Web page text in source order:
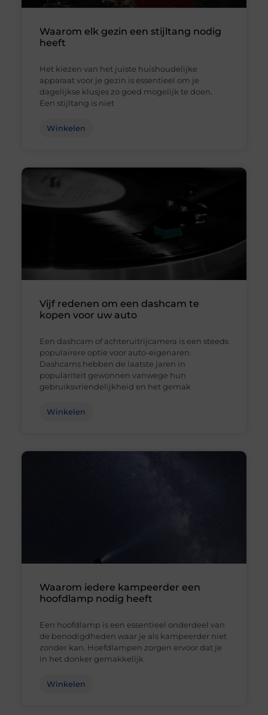
Waarom elk gezin een stijltang nodig
heeft
Het kiezen van het juiste huishoudelijke
apparaat voor je gezin is essentieel om je
dagelijkse klusjes zo goed mogelijk te doen.
Een stijltang is niet
Winkelen
Vijf redenen om een dashcam te
kopen voor uw auto
Een dashcam of achteruitrijcamera is een steeds
populairere optie voor auto-eigenaren.
Dashcams hebben de laatste jaren in
populariteit gewonnen vanwege hun
gebruiksvriendelijkheid en het gemak
Winkelen
Waarom iedere kampeerder een
hoofdlamp nodig heeft
Een hoofdlamp is een essentieel onderdeel van
de benodigdheden waar je als kampeerder niet
zonder kan. Hoefdlampen zorgen ervoor dat je
in het donker gemakkelijk
Winkelen